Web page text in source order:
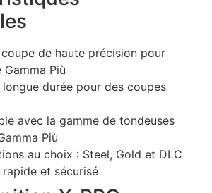
de haute précision pour
Più
durée pour des coupes
avec la gamme de tondeuses
Più
au choix : Steel, Gold et DLC
et sécurisé